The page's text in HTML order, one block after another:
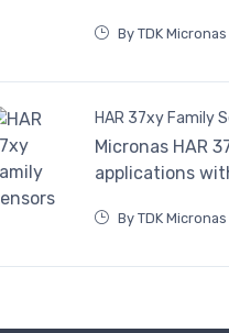
By TDK Micronas
HAR 37xy Family
Micronas HAR
applications
By TDK Micronas